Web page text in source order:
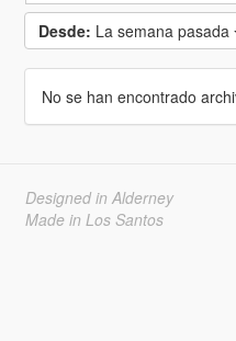
Desde: La semana pasada
No se han encontrado
Designed in Alderney
Made in Los Santos